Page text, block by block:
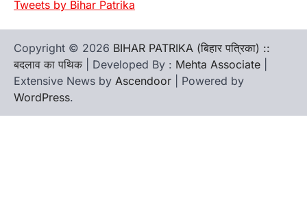
Tweets by Bihar Patrika
Copyright © 2026 BIHAR PATRIKA (बिहार पत्रिका) ::
बदलाव का पथिक | Developed By : Mehta Associate
Extensive News by Ascendoor | Powered by
WordPress.